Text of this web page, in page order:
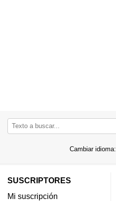
Cambiar idioma:
SUSCRIPTORES
Mi suscripción